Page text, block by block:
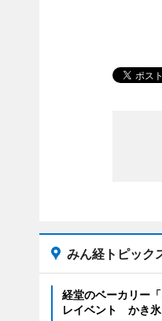
みん経トピック
経堂のベーカリー
レイベント かき